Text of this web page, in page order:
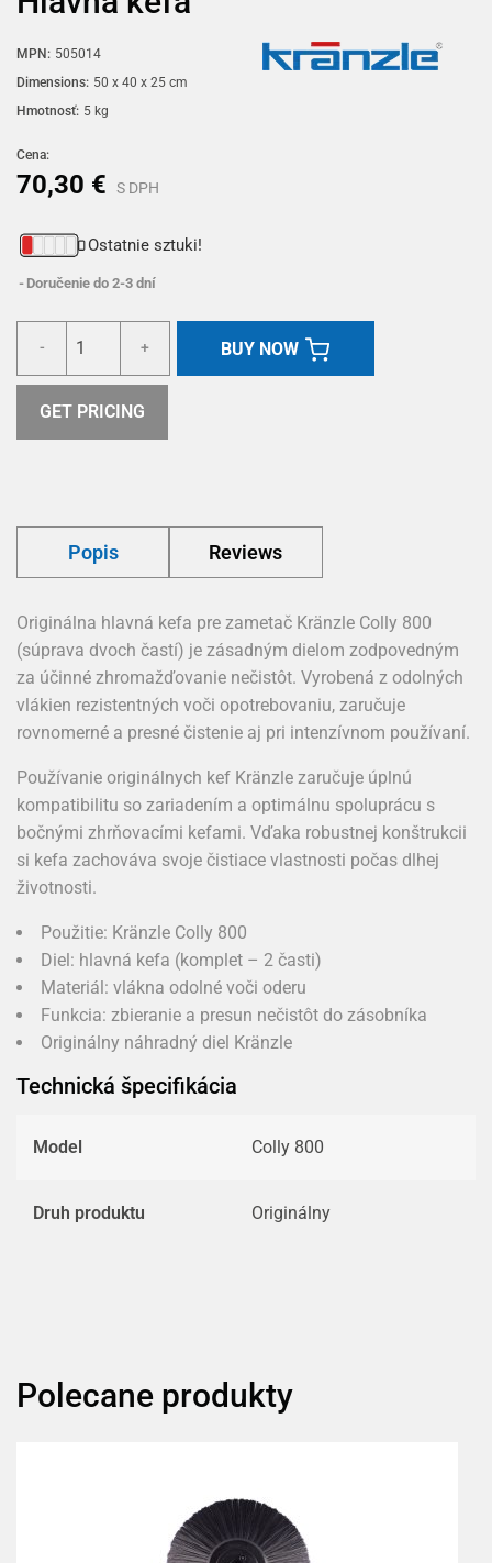
MPN: 505014
Dimensions: 50 x 40 x 25 cm
Hmotnosť: 5 kg
Cena:
70,30 € S DPH
Ostatnie sztuki!
Doručenie do 2-3 dní
- + BUY NOW
GET PRICING
Popis Reviews
Originálna hlavná kefa pre zametač Kränzle Colly 800
(súprava dvoch častí) je zásadným dielom zodpovedným
za účinné zhromažďovanie nečistôt. Vyrobená z odolných
vlákien rezistentných voči opotrebovaniu, zaručuje
rovnomerné a presné čistenie aj pri intenzívnom používaní.
Používanie originálnych kef Kränzle zaručuje úplnú
kompatibilitu so zariadením a optimálnu spoluprácu s
bočnými zhrňovacími kefami. Vďaka robustnej konštrukcii
si kefa zachováva svoje čistiace vlastnosti počas dlhej
životnosti.
Použitie: Kränzle Colly 800
Diel: hlavná kefa (komplet – 2 časti)
Materiál: vlákna odolné voči oderu
Funkcia: zbieranie a presun nečistôt do zásobníka
Originálny náhradný diel Kränzle
Technická špecifikácia
Model Colly 800
Druh produktu Originálny
Polecane produkty